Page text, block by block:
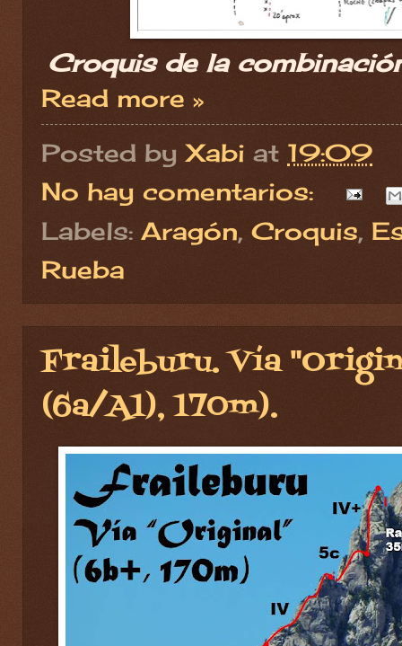
Croquis de la
Read more »
Posted byXabi at 19:09
No hay comentarios:
Labels: Aragón, Croquis,
Rueba
Fraileburu. Vía
(6a/A1), 170m).